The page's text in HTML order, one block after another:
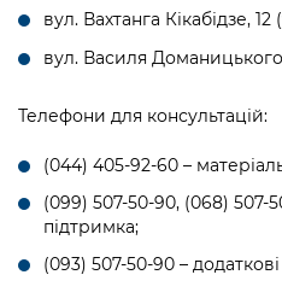
вул. Вахтанга Кікабідзе,
вул. Василя
Телефони для консультацій:
(044) 405-92-60 –
(099) 507-50-90, (068) 507-
підтримка;
(093) 507-50-90 – додаткові